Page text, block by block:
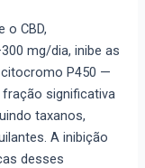
o CBD,
mg/dia, inibe as
P450 —
significativa
taxanos,
A inibição
desses